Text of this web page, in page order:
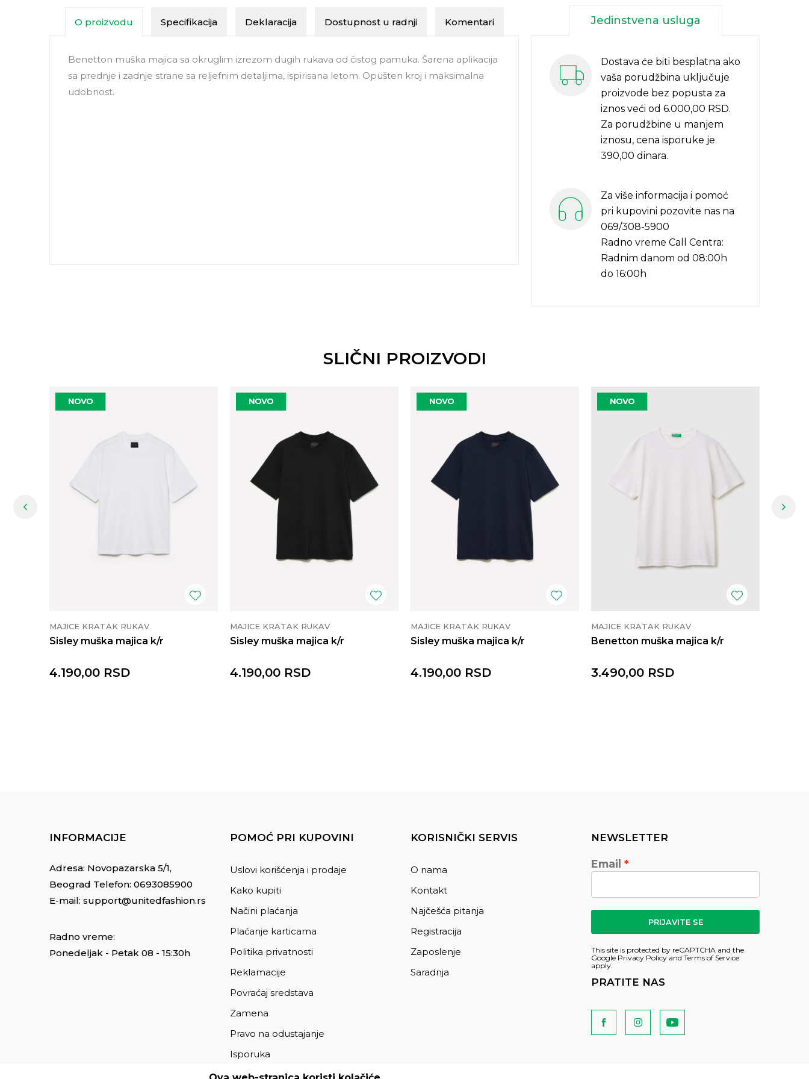
O proizvodu Specifikacija Deklaracija Dostupnost u radnji Komentari
Benetton muška majica sa okruglim izrezom dugih rukava od čistog pamuka. Šarena aplikacija
sa prednje i zadnje strane sa reljefnim detaljima, ispirisana letom. Opušten kroj i maksimalna
udobnost.
Jedinstvena usluga
Dostava će biti besplatna ako
vaša porudžbina uključuje
proizvode bez popusta za
iznos veći od 6.000,00 RSD.
Za porudžbine u manjem
iznosu, cena isporuke je
390,00 dinara.
Za više informacija i pomoć
pri kupovini pozovite nas na
069/308-5900
Radno vreme Call Centra:
Radnim danom od 08:00h
do 16:00h
SLIČNI PROIZVODI
MAJICE KRATAK RUKAV
Sisley muška majica k/r
4.190,00 RSD
MAJICE KRATAK RUKAV
Sisley muška majica k/r
4.190,00 RSD
MAJICE KRATAK RUKAV
Sisley muška majica k/r
4.190,00 RSD
MAJICE KRATAK RUKAV
Benetton muška majica k/r
3.490,00 RSD
INFORMACIJE
Adresa: Novopazarska 5/1,
Beograd Telefon: 0693085900
E-mail: support@unitedfashion.rs
Radno vreme:
Ponedeljak - Petak 08 - 15:30h
POMOĆ PRI KUPOVINI
Uslovi korišćenja i prodaje
Kako kupiti
Načini plaćanja
Plaćanje karticama
Politika privatnosti
Reklamacije
Povraćaj sredstava
Zamena
Pravo na odustajanje
Isporuka
KORISNIČKI SERVIS
O nama
Kontakt
Najčešća pitanja
Registracija
Zaposlenje
Saradnja
NEWSLETTER
Email
PRIJAVITE SE
This site is protected by reCAPTCHA and the
Google Privacy Policy and Terms of Service
apply.
PRATITE NAS